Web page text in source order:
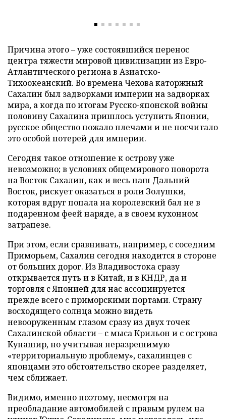
Причина этого – уже состоявшийся перенос
центра тяжести мировой цивилизации из Евро-
Атлантического региона в Азиатско-
Тихоокеанский. Во времена Чехова каторжный
Сахалин был задворками империи на задворках
мира, а когда по итогам Русско-японской войны
половину Сахалина пришлось уступить Японии,
русское общество пожало плечами и не посчитало
это особой потерей для империи.
Сегодня такое отношение к острову уже
невозможно; в условиях общемирового поворота
на Восток Сахалин, как и весь наш Дальний
Восток, рискует оказаться в роли Золушки,
которая вдруг попала на королевский бал не в
подаренном феей наряде, а в своем кухонном
затрапезе.
При этом, если сравнивать, например, с соседним
Приморьем, Сахалин сегодня находится в стороне
от больших дорог. Из Владивостока сразу
открывается путь и в Китай, и в КНДР, да и
торговля с Японией для нас ассоциируется
прежде всего с приморскими портами. Страну
восходящего солнца можно видеть
невооруженным глазом сразу из двух точек
Сахалинской области – с мыса Крильон и с острова
Кунашир, но учитывая неразрешимую
«территориальную проблему», сахалинцев с
японцами это обстоятельство скорее разделяет,
чем сближает.
Видимо, именно поэтому, несмотря на
преобладание автомобилей с правым рулем на